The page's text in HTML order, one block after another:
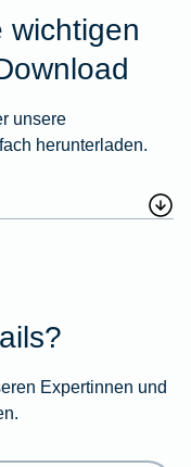
wichtigen
unsere
herunterladen.
Expertinnen und